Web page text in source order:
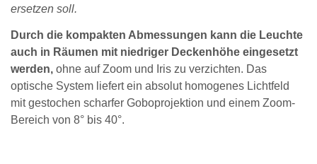
ersetzen soll.
Durch die kompakten Abmessungen kann die Leuchte
auch in Räumen mit niedriger Deckenhöhe eingesetzt
werden, ohne auf Zoom und Iris zu verzichten. Das
optische System liefert ein absolut homogenes Lichtfeld
mit gestochen scharfer Goboprojektion und einem Zoom-
Bereich von 8° bis 40°.